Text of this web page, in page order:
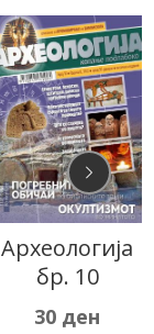
Археологија
бр. 10
30 ден